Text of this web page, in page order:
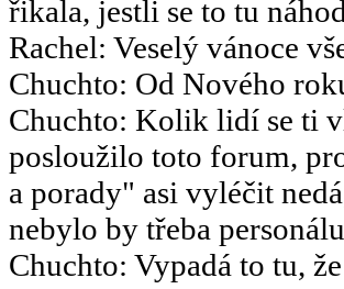
řikala, jestli se to tu
Rachel: Veselý vánoce
Chuchto: Od Nového
Chuchto: Kolik lidí se ti
posloužilo toto forum,
a porady" asi vyléčit
nebylo by třeba
Chuchto: Vypadá to tu,